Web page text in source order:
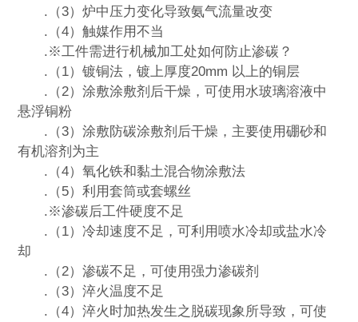
.（3）炉中压力变化导致氨气流量改变
.（4）触媒作用不当
.※工件需进行机械加工处如何防止渗碳？
.（1）镀铜法，镀上厚度20mm 以上的铜层
.（2）涂敷涂敷剂后干燥，可使用水玻璃溶液中
悬浮铜粉
.（3）涂敷防碳涂敷剂后干燥，主要使用硼砂和
有机溶剂为主
.（4）氧化铁和黏土混合物涂敷法
.（5）利用套筒或套螺丝
.※渗碳后工件硬度不足
.（1）冷却速度不足，可利用喷水冷却或盐水冷
却
.（2）渗碳不足，可使用强力渗碳剂
.（3）淬火温度不足
.（4）淬火时加热发生之脱碳现象所导致，可使